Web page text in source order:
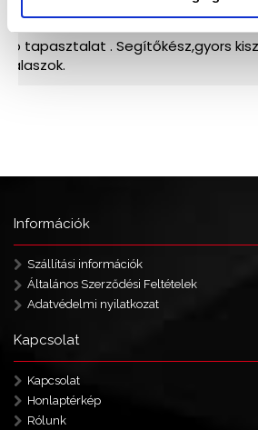
Információk
Szállítási információk
Általános Szerződési Feltételek
Adatvédelmi nyilatkozat
Kapcsolat
Kapcsolat
Honlaptérkép
Rólunk